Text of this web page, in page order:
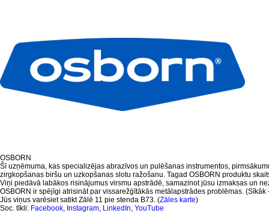
OSBORN
Šī uzņēmuma, kas specializējas abrazīvos un pulēšanas instrumentos,
zirgkopšanas biršu un uzkopšanas slotu ražošanu. Tagad OSBORN produktu
Viņi piedāvā labākos risinājumus virsmu apstrādē, samazinot jūsu izmaksas un
OSBORN ir spējīgi atrisināt par vissarežģītākās metālapstrādes problēmas. (Sīkāk
Jūs viņus varēsiet satikt Zālē 11 pie stenda B73. (Zāles karte)
Soc. tīkli: Facebook, Instagram, LinkedIn, YouTube